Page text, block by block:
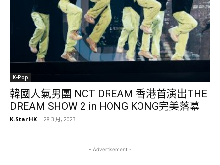
K-Pop
韓國人氣男團 NCT DREAM 香港首演出THE
DREAM SHOW 2 in HONG KONG完美落幕
K-Star HK - 28 3 月, 2023
- Advertisement -